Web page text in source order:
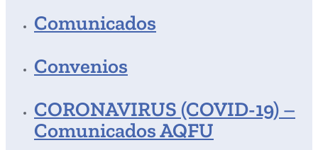
Comunicados
Convenios
CORONAVIRUS (COVID-19) –
Comunicados AQFU